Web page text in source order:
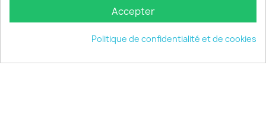
INFORMATIONS keyboard_arrow_down
© 2026 - choisistacoque.com
Accepter
Politique de confidentialité et de cookies